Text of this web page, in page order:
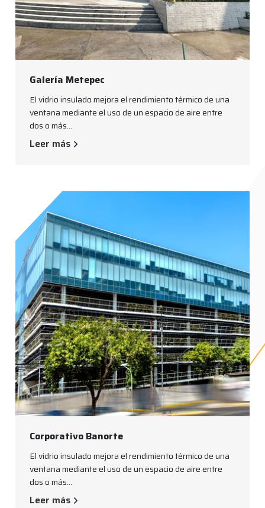
Galería Metepec
El vidrio insulado mejora el rendimiento térmico de una
ventana mediante el uso de un espacio de aire entre
dos o más...
Leer más
Corporativo Banorte
El vidrio insulado mejora el rendimiento térmico de una
ventana mediante el uso de un espacio de aire entre
dos o más...
Leer más